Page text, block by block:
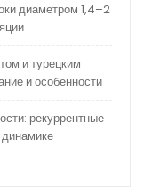
диаметром 1,4–2
и турецким
и особенности
рекуррентные
динамике